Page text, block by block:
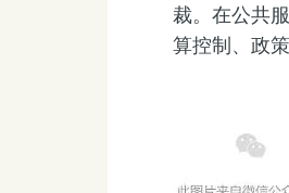
裁。在公共
算控制、政